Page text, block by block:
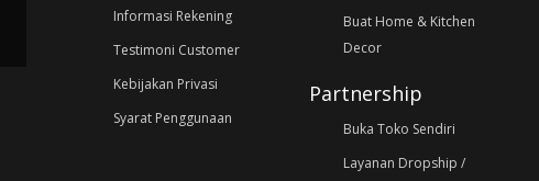
Informasi Rekening
Testimoni Customer
Kebijakan Privasi
Syarat Penggunaan
Buat Home & Kitchen
Decor
Partnership
Buka Toko Sendiri
Layanan Dropship /